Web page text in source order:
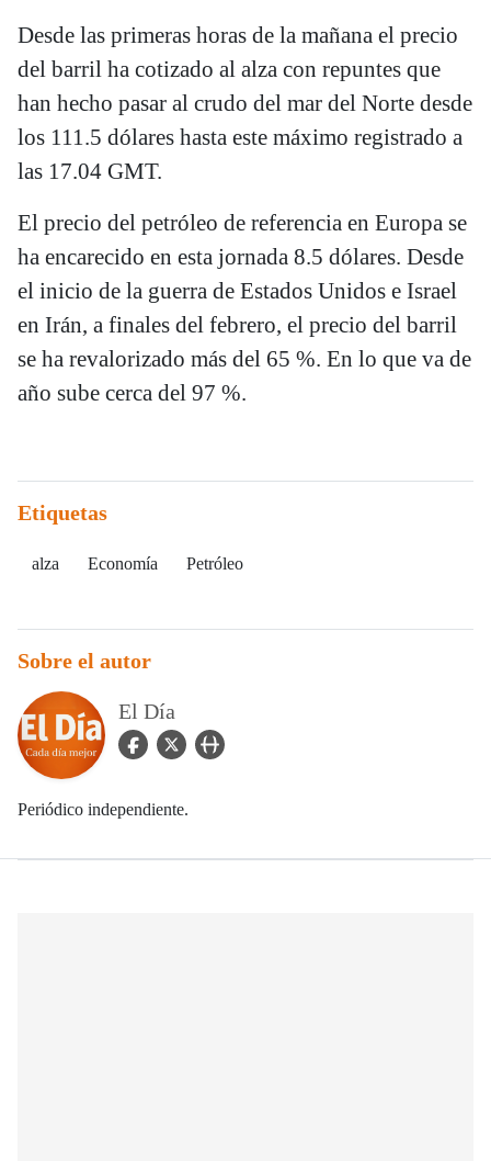
Desde las primeras horas de la mañana el precio
del barril ha cotizado al alza con repuntes que
han hecho pasar al crudo del mar del Norte desde
los 111.5 dólares hasta este máximo registrado a
las 17.04 GMT.
El precio del petróleo de referencia en Europa se
ha encarecido en esta jornada 8.5 dólares. Desde
el inicio de la guerra de Estados Unidos e Israel
en Irán, a finales del febrero, el precio del barril
se ha revalorizado más del 65 %. En lo que va de
año sube cerca del 97 %.
Etiquetas
alza Economía Petróleo
Sobre el autor
El Día
facebook Icon
twitter Iconuser_url Icon
Periódico independiente.